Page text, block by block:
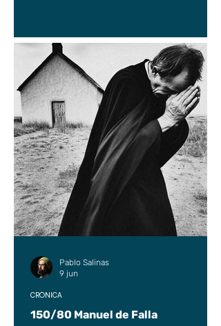
150/80 Manuel de Falla
CRÓNICA
Pablo Salinas
9 jun